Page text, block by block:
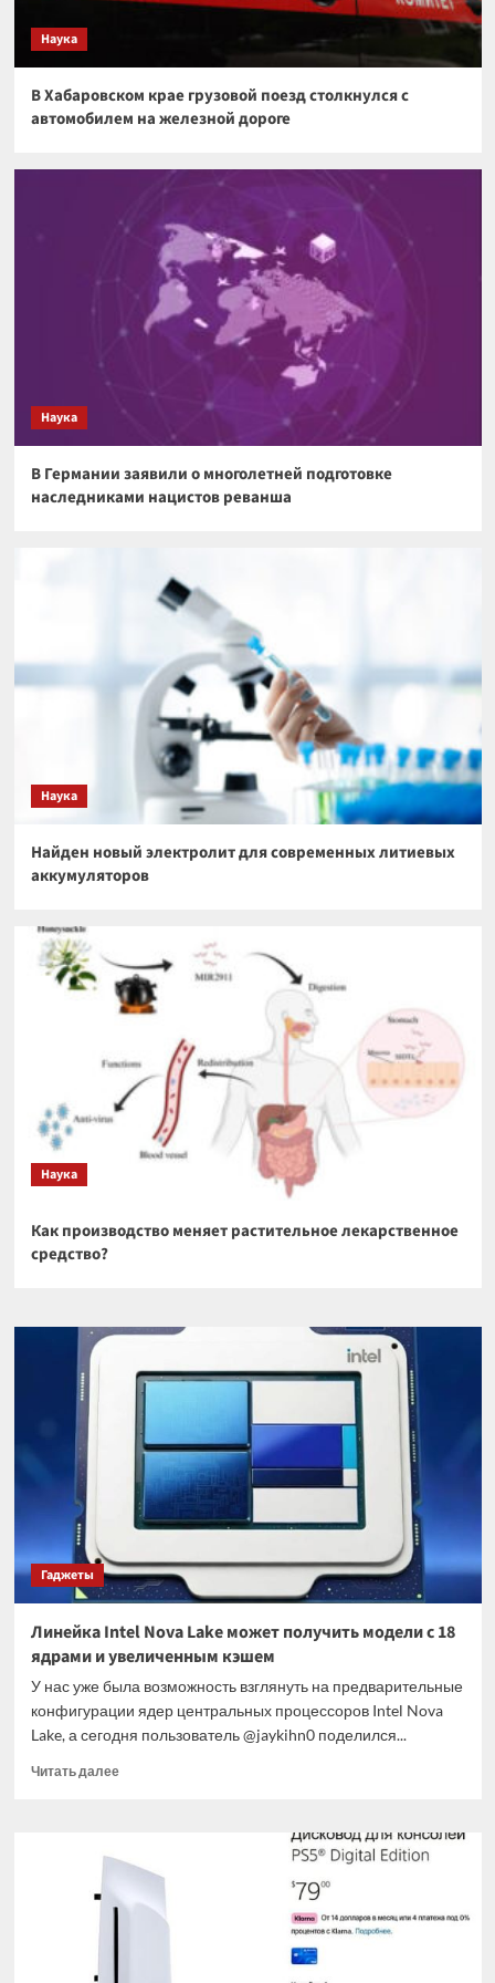
странную прямоугольную структуру
Загадочная аномалия на краю Солнечной
системы может указывать на существование
Космос
Космический гигант: почему Веста — самый
необычный астероид Солнечной системы
Наука
В Хабаровском крае грузовой поезд столкнулся с
автомобилем на железной дороге
Наука
В Германии заявили о многолетней подготовке
наследниками нацистов реванша
Наука
Найден новый электролит для современных литиевых
аккумуляторов
Наука
Как производство меняет растительное лекарственное
средство?
Гаджеты
Линейка Intel Nova Lake может получить модели с 18
ядрами и увеличенным кэшем
У нас уже была возможность взглянуть на предварительные
конфигурации ядер центральных процессоров Intel Nova
Lake, а сегодня пользователь @jaykihn0 поделился...
Читать далееПрочитать
Nova
может